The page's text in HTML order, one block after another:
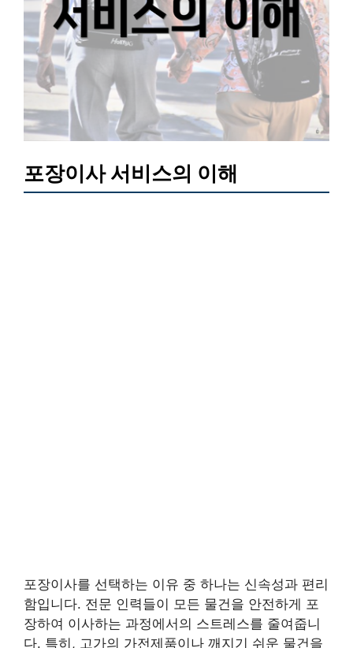
포장이사 서비스의 이해
포장이사를 선택하는 이유 중 하나는 신속성과 편리
함입니다. 전문 인력들이 모든 물건을 안전하게 포
장하여 이사하는 과정에서의 스트레스를 줄여줍니
다. 특히, 고가의 가전제품이나 깨지기 쉬운 물건을